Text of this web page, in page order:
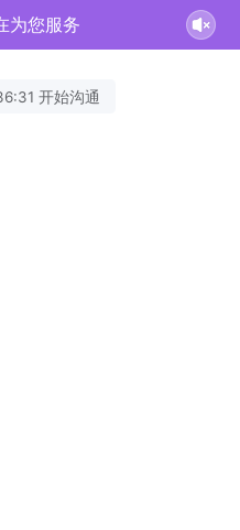
为您服务
开始沟通